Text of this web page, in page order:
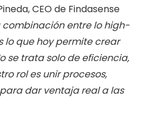
CEO de Findasense
combinación entre lo high-
lo que hoy permite crear
se trata solo de eficiencia,
rol es unir procesos,
dar ventaja real a las